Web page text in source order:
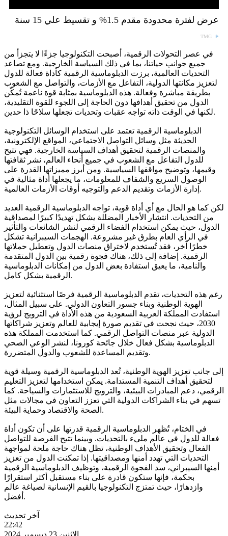
عرض لفترة محدودة مقدم 1.5% و تقسيط علي 15 سنة
TMG
في عصر التحولات الرقمية، أصبحت التكنولوجيا جزءًا لا يتجزأ من
جميع جوانب حياتنا، بما في ذلك السياسة الخارجية. ومع تصاعد
التحديات العالمية، برزت الدبلوماسية الرقمية كأداة فعالة للدول
لتعزيز مكانتها الدولية، التفاعل مع الأزمات، والتواصل مع الشعوب
بطريقة مباشرة وفعالة. هذه الدبلوماسية بمثابة قوة ناعمة تُمكّن
الدول من تحقيق أهدافها دون الحاجة إلى اللجوء للقوة التقليدية،
لكنها في الوقت ذاته تواجه عقبات وتحديات تجعلها سلاحًا ذا حدين.
الدبلوماسية الرقمية تعتمد على استخدام الوسائل التكنولوجية
الحديثة مثل وسائل التواصل الاجتماعي، المواقع الإلكترونية،
والمنصات الرقمية لتحقيق أهداف السياسة الخارجية. فهي تتيح
للدول التفاعل مع الشعوب في جميع أنحاء العالم، نشر ثقافتها
وقيمها، وتوضيح مواقفها السياسية. ومن أبرز مميزاتها القدرة على
الوصول السريع والشفاف للمعلومات، ما يجعلها أداة مثالية في
إدارة الأزمات وتقديم الدعم والتوجيه أوقات الأزمات العالمية.
لكن كما هو الحال مع أي أداة قوية، تواجه الدبلوماسية الرقمية العديد
من التحديات. انتشار الأخبار المضللة يشكل تهديدًا كبيرًا لمصداقية
الدول، حيث يمكن استخدام الفضاء الرقمي لنشر الشائعات والتأثير
في الرأي العام بطرق غير مشروعة. الهجمات السيبرانية تشكل
خطرًا آخر، فقد تُستخدم لاختراق منصات الدول وتعطيل حملاتها
الرقمية. إضافة إلى ذلك، هناك فجوة رقمية بين الدول المتقدمة
والنامية، ما يعيق استفادة بعض الدول من إمكانات الدبلوماسية
الرقمية بشكل كامل.
رغم هذه التحديات، تقدم الدبلوماسية الرقمية فرصًا استثنائية لتعزيز
الهوية الوطنية وبناء جسور التعاون الدولي. على سبيل المثال،
استفادت المملكة العربية السعودية من هذه الأداة في الترويج لرؤية
2030، حيث نجحت في تقديم صورة إيجابية للعالم وتعزيز شراكاتها
الدولية عبر منصات التواصل الرقمي. كما استخدمت المملكة هذه
الدبلوماسية بشكل فعال خلال جائحة كورونا، لنشر الوعي الصحي
وتقديم المساعدة للشعوب والدول المتضررة.
إلى جانب تعزيز الهوية الوطنية، تُعد الدبلوماسية الرقمية وسيلة قوية
لتحقيق أهداف التنمية المستدامة. يمكن استخدامها لتعزيز التعليم
الرقمي، دعم المبادرات البيئية، والترويج للاستثمارات والسياحة. كما
تسهم في بناء الشراكات الدولية التي تعزز التعاون في مجالات مثل
الصحة والاقتصاد وحماية البيئة.
في الختام، تُظهر الدبلوماسية الرقمية قدرتها على أن تكون أداة
فعالة للدول في عالم مليء بالتحديات. وبينما تتيح الفرصة للتواصل
الفعال وتحقيق الأهداف الوطنية، تظل هناك حاجة ملحة لمواجهة
التحديات التي تهدد أمنها ومصداقيتها. إذا تمكنت الدول من تعزيز
أمنها السيبراني، سد الفجوة الرقمية، وتوظيف الدبلوماسية الرقمية
بحكمة، فإنها ستكون قادرة على بناء مستقبل أكثر استقرارًا
وازدهارًا، حيث تمتزج التكنولوجيا بالقيم الإنسانية لصياغة عالم
أفضل.
آخر تحديث
22:42
الاثنين 23 ديسمبر 2024